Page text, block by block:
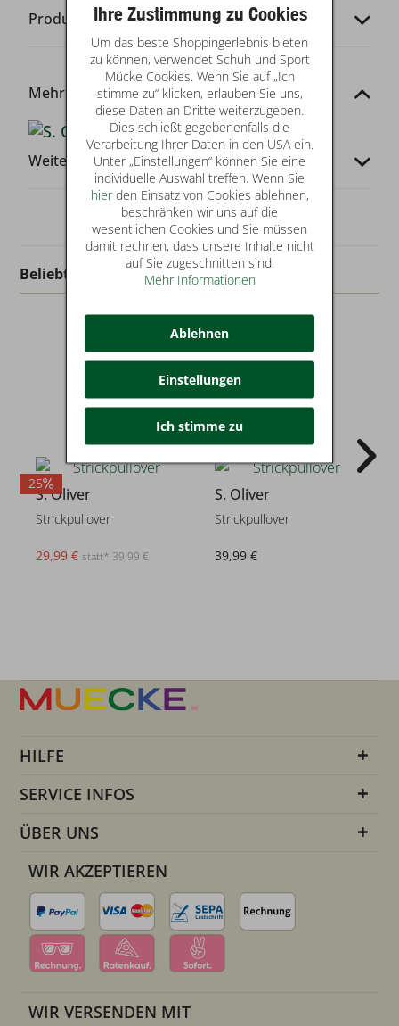
Produkt-Codes
Mehr von dieser Marke
Weitere Infos
Beliebt in dieser Kategorie
25
S. Oliver
Strickpullover
29,99 € statt* 39,99 €
S. Oliver
Strickpullover
39,99 €
HILFE
SERVICE INFOS
ÜBER UNS
WIR AKZEPTIEREN
WIR VERSENDEN MIT
Ihre Zustimmung zu Cookies
Um das beste Shoppingerlebnis bieten
zu können, verwendet Schuh und Sport
Mücke Cookies. Wenn Sie auf „Ich
stimme zu“ klicken, erlauben Sie uns,
diese Daten an Dritte weiterzugeben.
Dies schließt gegebenenfalls die
Verarbeitung Ihrer Daten in den USA ein.
Unter „Einstellungen“ können Sie eine
individuelle Auswahl treffen. Wenn Sie
hierden Einsatz von Cookies ablehnen,
beschränken wir uns auf die
wesentlichen Cookies und Sie müssen
damit rechnen, dass unsere Inhalte nicht
auf Sie zugeschnitten sind.
Mehr Informationen
Ablehnen
Einstellungen
Ich stimme zu